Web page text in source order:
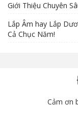
Giới Thiệu Chuyên
Lắp Âm hay Lắp
Cả Chục Năm!
Cảm ơn